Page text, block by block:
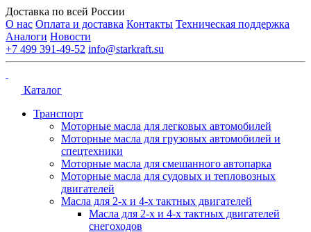
Доставка по всей России
О нас Оплата и доставка Контакты Техническая поддержка
Аналоги Новости
+7 499 391-49-52 info@starkraft.su
Каталог
Транспорт
Моторные масла для легковых автомобилей
Моторные масла для грузовых автомобилей и
спецтехники
Моторные масла для смешанного автопарка
Моторные масла для судовых и тепловозных
двигателей
Масла для 2-х и 4-х тактных двигателей
Масла для 2-х и 4-х тактных двигателей
снегоходов